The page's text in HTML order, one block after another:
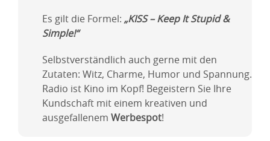
Es gilt die Formel: „KISS – Keep It Stupid &
Simple!“
Selbstverständlich auch gerne mit den
Zutaten: Witz, Charme, Humor und Spannung.
Radio ist Kino im Kopf! Begeistern Sie Ihre
Kundschaft mit einem kreativen und
ausgefallenem Werbespot!